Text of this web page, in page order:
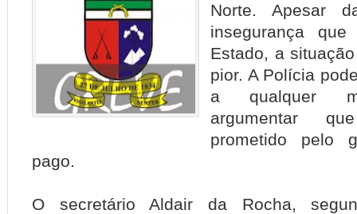
Norte. Apesar
insegurança
Estado, a
pior. A Polícia
a qualquer
argumentar
prometido pelo
pago.
O secretário Aldair da Rocha,